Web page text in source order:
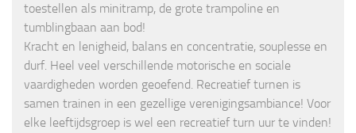
toestellen als minitramp, de grote trampoline en
tumblingbaan aan bod!
Kracht en lenigheid, balans en concentratie, souplesse en
durf. Heel veel verschillende motorische en sociale
vaardigheden worden geoefend. Recreatief turnen is
samen trainen in een gezellige verenigingsambiance! Voor
elke leeftijdsgroep is wel een recreatief turn uur te vinden!